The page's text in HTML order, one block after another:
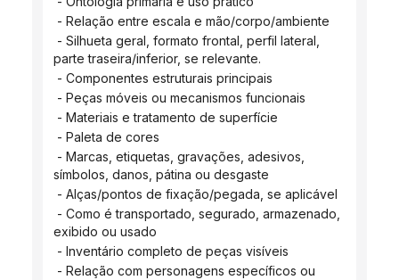
- Relação entre escala e mão/corpo/ambiente
parte traseira/inferior, se relevante.
- Componentes estruturais principais
- Peças móveis ou mecanismos funcionais
- Materiais e tratamento de superfície
- Paleta de cores
símbolos, danos, pátina ou desgaste
- Alças/pontos de fixação/pegada, se aplicável
exibido ou usado
- Inventário completo de peças visíveis